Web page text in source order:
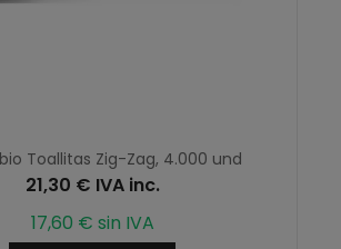
Toallitas Zig-Zag, 4.000 und
21,30 € IVA inc.
17,60 € sin IVA